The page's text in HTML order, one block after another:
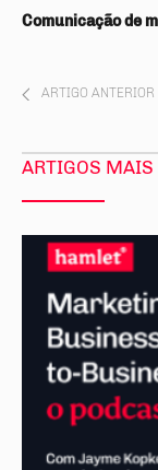
Comunicação de
ARTIGO ANTERIOR
ARTIGOS MAIS